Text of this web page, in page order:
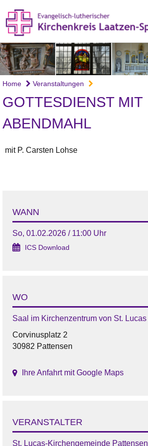
Home Veranstaltungen
GOTTESDIENST MIT
ABENDMAHL
mit P. Carsten Lohse
WANN
So, 01.02.2026 / 11:00 Uhr
ICS Download
WO
Saal im Kirchenzentrum von St. Lucas
Corvinusplatz 2
30982 Pattensen
Ihre Anfahrt mit Google Maps
VERANSTALTER
St. Lucas-Kirchengemeinde Pattensen